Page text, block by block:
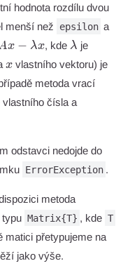
hodnota rozdílu dvou
menší než
epsilon a
A x -
\lambda
x − λx, kde \lambda
λ je
x
x vlastního vektoru) je
metoda vrací
čísla a
odstavci nedojde do
ErrorException .
metoda
Matrix{T} , kde T
matici přetypujeme na
jako výše.